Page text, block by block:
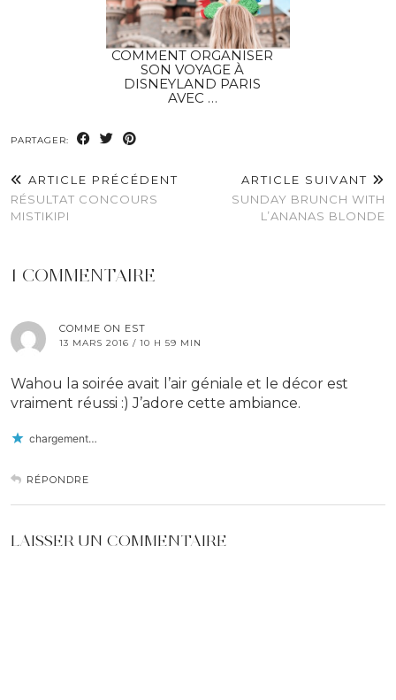
COMMENT ORGANISER
SON VOYAGE À
DISNEYLAND PARIS
AVEC …
PARTAGER:
ARTICLE PRÉCÉDENT
RÉSULTAT CONCOURS
MISTIKIPI
ARTICLE SUIVANT
SUNDAY BRUNCH WITH
L’ANANAS BLONDE
1 COMMENTAIRE
COMME ON EST
13 MARS 2016 / 10 H 59 MIN
Wahou la soirée avait l’air géniale et le décor est
vraiment réussi :) J’adore cette ambiance.
chargement…
RÉPONDRE
LAISSER UN COMMENTAIRE